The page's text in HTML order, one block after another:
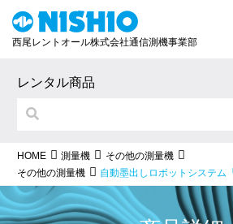
西尾レントオール株式会社通信測機事業部
レンタル商品
自動墨出しロボットシステム
その他の測量機
その他の測量機
測量機
HOME